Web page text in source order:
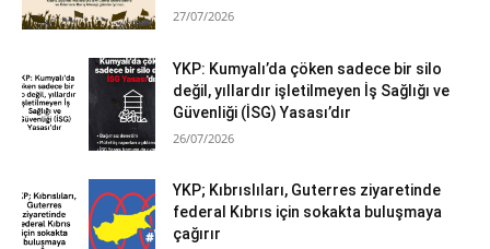
27/07/2026
YKP: Kumyalı’da çöken sadece bir silo
değil, yıllardır işletilmeyen İş Sağlığı ve
Güvenliği (İSG) Yasası’dır
26/07/2026
YKP; Kıbrıslıları, Guterres ziyaretinde
federal Kıbrıs için sokakta buluşmaya
çağırır